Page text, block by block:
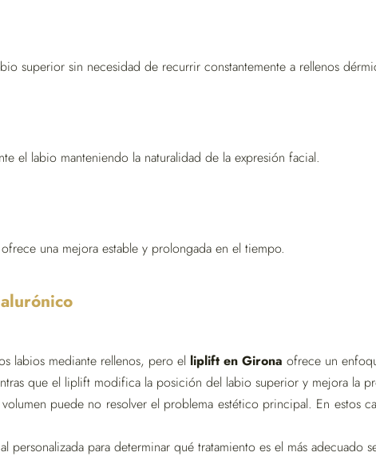
superior sin necesidad de recurrir constantemente a rellenos
el labio manteniendo la naturalidad de la expresión facial.
una mejora estable y prolongada en el tiempo.
labios mediante rellenos, pero el liplift en Girona ofrece un
que el liplift modifica la posición del labio superior y mejora la
puede no resolver el problema estético principal. En estos
personalizada para determinar qué tratamiento es el más adecuado